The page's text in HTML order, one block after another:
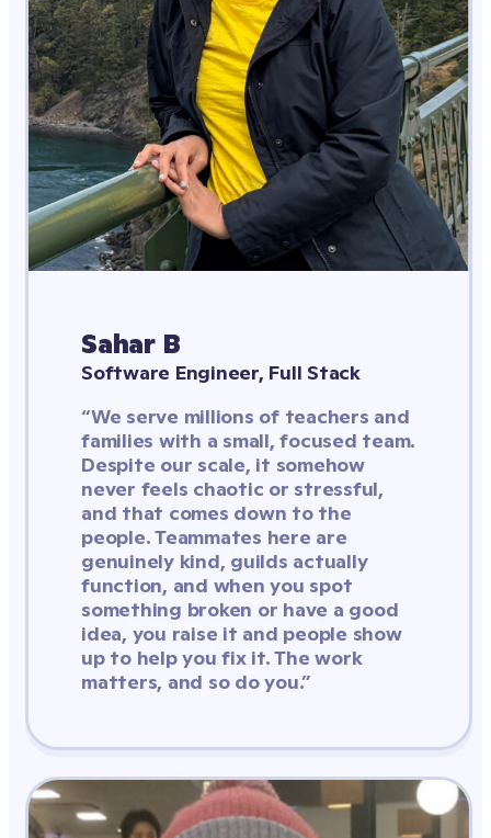
Sahar B
Software Engineer, Full Stack
“We serve millions of teachers and
families with a small, focused team.
Despite our scale, it somehow
never feels chaotic or stressful,
and that comes down to the
people. Teammates here are
genuinely kind, guilds actually
function, and when you spot
something broken or have a good
idea, you raise it and people show
up to help you fix it. The work
matters, and so do you.”